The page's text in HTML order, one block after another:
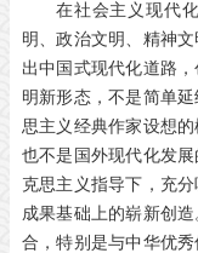
在社会主义现代
明、政治文明、精神
出中国式现代化道路
明新形态，不是简单
思主义经典作家设想
也不是国外现代化发
克思主义指导下，充
成果基础上的崭新创
合，特别是与中华优